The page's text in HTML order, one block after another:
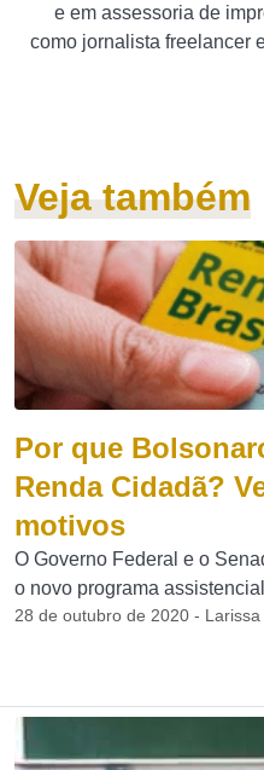
e em assessoria de
como jornalista freelancer
Veja também
Por que
Renda Cidadã?
motivos
O Governo Federal e o
o novo programa
28 de outubro de 2020 - Larissa